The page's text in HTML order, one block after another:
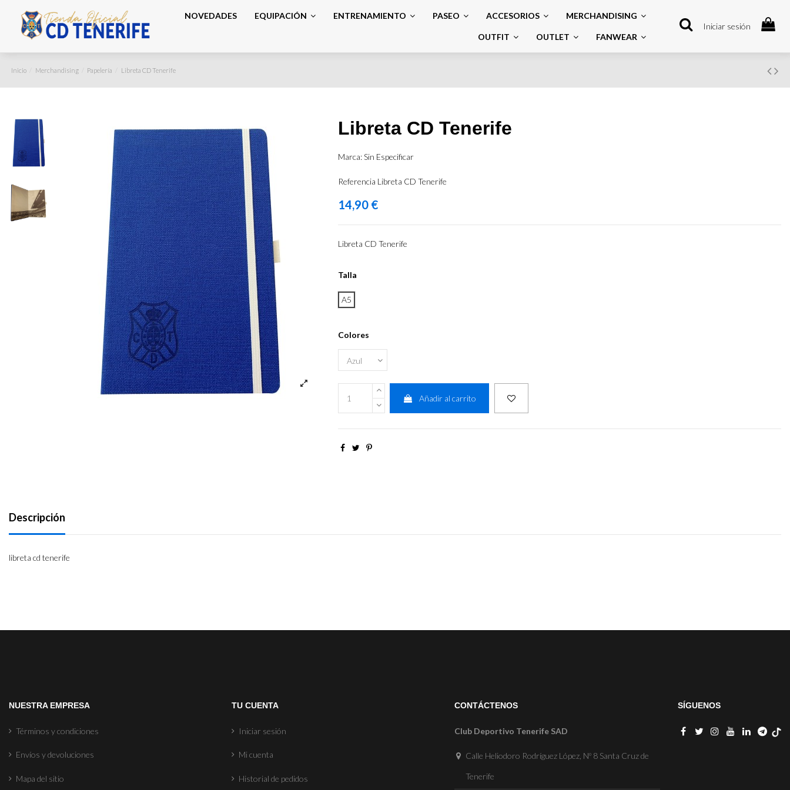
NOVEDADES EQUIPACIÓN ENTRENAMIENTO PASEO ACCESORIOS MERCHANDISING
OUTFIT OUTLET FANWEAR
Iniciar sesión
Inicio Merchandising Papelería Libreta CD Tenerife
Libreta CD Tenerife
Marca:Sin Especificar
Referencia Libreta CD Tenerife
14,90 €
Libreta CD Tenerife
Talla
A5
Colores
Añadir al carrito
Descripción
libreta cd tenerife
NUESTRA EMPRESA
Términos y condiciones
Envíos y devoluciones
Mapa del sitio
TU CUENTA
Iniciar sesión
Mi cuenta
Historial de pedidos
CONTÁCTENOS
Club Deportivo Tenerife SAD
Calle Heliodoro Rodríguez López, Nº 8 Santa Cruz de
Tenerife
SÍGUENOS